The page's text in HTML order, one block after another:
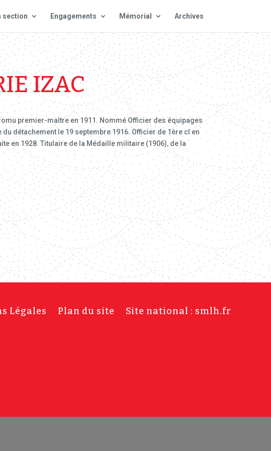
section Engagements Mémorial Archives
IZAC
premier-maître en 1911. Nommé Officier des équipages
détachement le 19 septembre 1916. Officier de 1ère cl en
en 1928. Titulaire de la Médaille militaire (1906), de la
Légales Plan du site Site national : smlh.fr